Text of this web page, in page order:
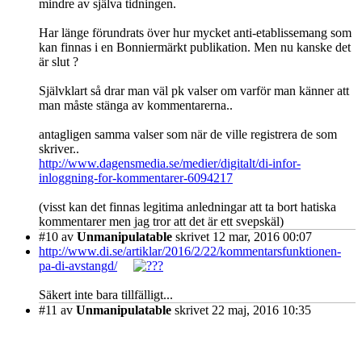
mindre av själva tidningen.
Har länge förundrats över hur mycket anti-etablissemang som
kan finnas i en Bonniermärkt publikation. Men nu kanske det
är slut ?
Självklart så drar man väl pk valser om varför man känner att
man måste stänga av kommentarerna..
antagligen samma valser som när de ville registrera de som
skriver..
http://www.dagensmedia.se/medier/digitalt/di-infor-
inloggning-for-kommentarer-6094217
(visst kan det finnas legitima anledningar att ta bort hatiska
kommentarer men jag tror att det är ett svepskäl)
#10 av Unmanipulatable skrivet 12 mar, 2016 00:07
http://www.di.se/artiklar/2016/2/22/kommentarsfunktionen-
pa-di-avstangd/
Säkert inte bara tillfälligt...
#11 av Unmanipulatable skrivet 22 maj, 2016 10:35